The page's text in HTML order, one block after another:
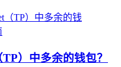
）中多余的钱包？